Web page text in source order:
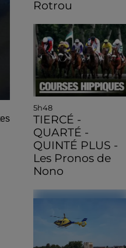
Rotrou
5h48
TIERCÉ -
QUARTÉ -
QUINTÉ PLUS -
Les Pronos de
Nono